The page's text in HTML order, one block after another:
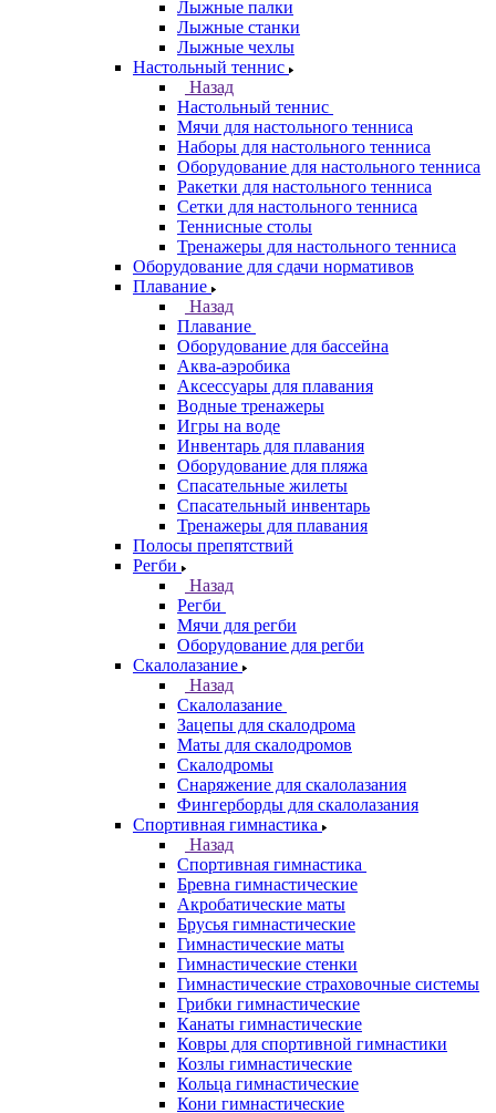
Лыжные палки
Лыжные станки
Лыжные чехлы
Настольный теннис
Назад
Настольный теннис
Мячи для настольного тенниса
Наборы для настольного тенниса
Оборудование для настольного тенниса
Ракетки для настольного тенниса
Сетки для настольного тенниса
Теннисные столы
Тренажеры для настольного тенниса
Оборудование для сдачи нормативов
Плавание
Назад
Плавание
Оборудование для бассейна
Аква-аэробика
Аксессуары для плавания
Водные тренажеры
Игры на воде
Инвентарь для плавания
Оборудование для пляжа
Спасательные жилеты
Спасательный инвентарь
Тренажеры для плавания
Полосы препятствий
Регби
Назад
Регби
Мячи для регби
Оборудование для регби
Скалолазание
Назад
Скалолазание
Зацепы для скалодрома
Маты для скалодромов
Скалодромы
Снаряжение для скалолазания
Фингерборды для скалолазания
Спортивная гимнастика
Назад
Спортивная гимнастика
Бревна гимнастические
Акробатические маты
Брусья гимнастические
Гимнастические маты
Гимнастические стенки
Гимнастические страховочные системы
Грибки гимнастические
Канаты гимнастические
Ковры для спортивной гимнастики
Козлы гимнастические
Кольца гимнастические
Кони гимнастические